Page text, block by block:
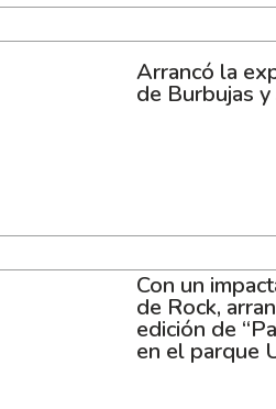
Arrancó la
de Burbujas
Con un
de Rock,
edición de
en el parque